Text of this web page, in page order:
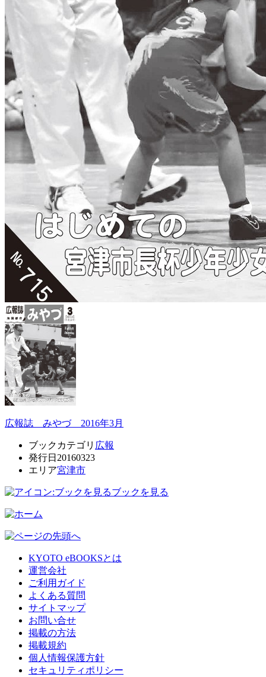
広報誌 みやづ 2016年3月
ブックカテゴリ 広報
発行日 20160323
エリア宮津市
ブックを見る
KYOTO eBOOKSとは
運営会社
ご利用ガイド
よくある質問
サイトマップ
お問い合せ
掲載の方法
掲載規約
個人情報保護方針
セキュリティポリシー